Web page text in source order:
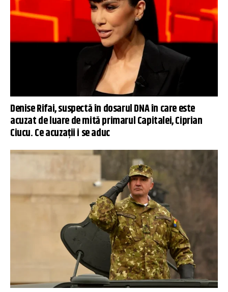
Denise Rifai, suspectă în dosarul DNA în care este
acuzat de luare de mită primarul Capitalei, Ciprian
Ciucu. Ce acuzații i se aduc